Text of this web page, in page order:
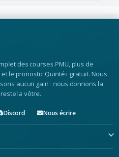
des courses PMU, plus de
le pronostic Quinté+ gratuit. Nous
aucun gain : nous donnons la
la vôtre.
Discord Nous écrire